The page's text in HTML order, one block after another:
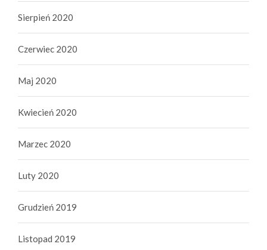
Sierpień 2020
Czerwiec 2020
Maj 2020
Kwiecień 2020
Marzec 2020
Luty 2020
Grudzień 2019
Listopad 2019